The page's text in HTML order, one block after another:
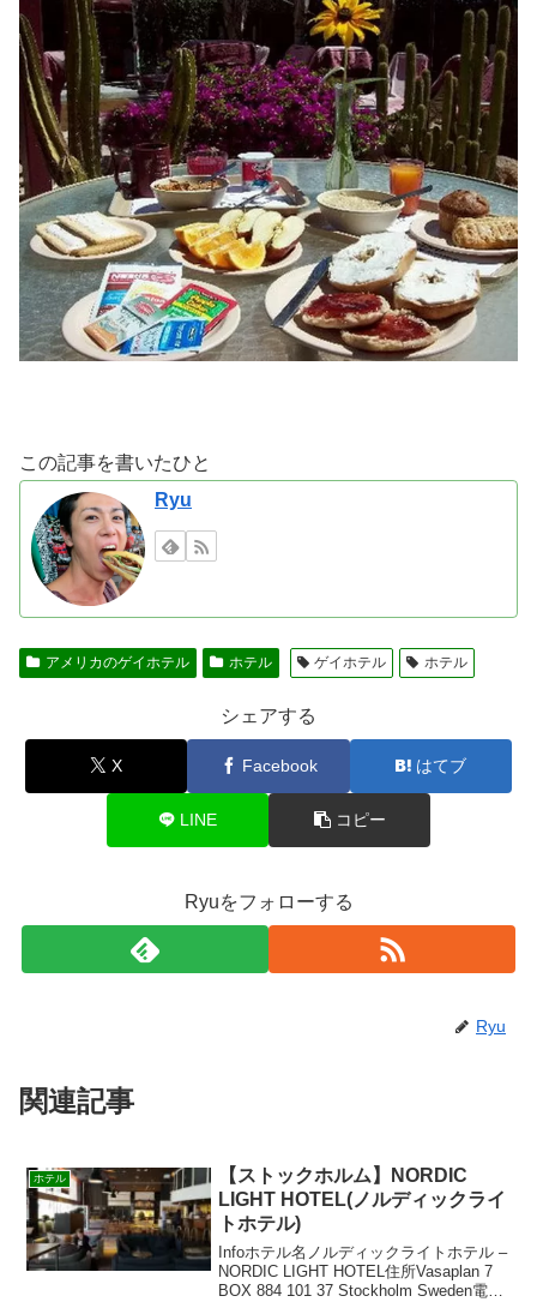
この記事を書いたひと
Ryu
アメリカのゲイホテル ホテル ゲイホテル ホテル
シェアする
X Facebook はてブ
LINE コピー
Ryuをフォローする
Ryu
関連記事
ホテル
【ストックホルム】NORDIC
LIGHT HOTEL(ノルディックライ
トホテル)
Infoホテル名ノルディックライトホテル –
NORDIC LIGHT HOTEL住所Vasaplan 7
BOX 884 101 37 Stockholm Sweden電話